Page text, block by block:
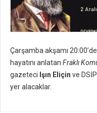
Çarşamba akşamı
hayatını anlatan Fraklı
gazeteci Işın Eliçin ve
yer alacaklar.